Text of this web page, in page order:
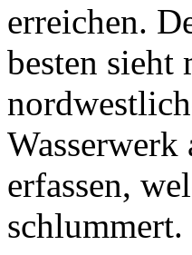
erreichen.
besten sieht
erfassen,
schlummert.